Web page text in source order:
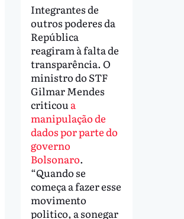
Integrantes de
outros poderes da
República
reagiram à falta de
transparência. O
ministro do STF
Gilmar Mendes
criticoua
manipulação de
dados por parte do
governo
Bolsonaro.
“Quando se
começa a fazer esse
movimento
politico, a sonegar